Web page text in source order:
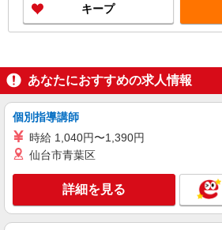
キープ
あなたにおすすめの求人情報
個別指導講師
時給 1,040円〜1,390円
仙台市青葉区
詳細を見る